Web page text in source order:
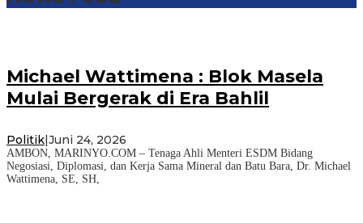
Michael Wattimena : Blok Masela
Mulai Bergerak di Era Bahlil
Politik Juni 24, 2026
AMBON, MARINYO.COM – Tenaga Ahli Menteri ESDM Bidang
Negosiasi, Diplomasi, dan Kerja Sama Mineral dan Batu Bara, Dr. Michael
Wattimena, SE, SH,